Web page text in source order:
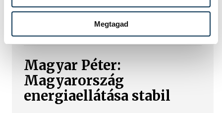
Megtagad
szárazságra hívja fel a figyelmet.
Elmeséljük a baljós kőtömb
Magyar Péter:
Magyarország
energiaellátása stabil